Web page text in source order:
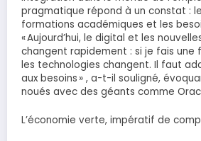
pragmatique répond à un constat :
formations académiques et les
« Aujourd’hui, le digital et les
changent rapidement : si je fais une
les technologies changent. Il faut
aux besoins » , a-t-il souligné,
noués avec des géants comme
L’économie verte, impératif de